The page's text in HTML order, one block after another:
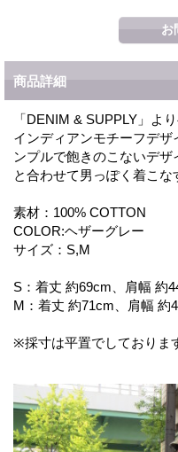
商品詳細
「DENIM & SUPPLY」よ
インディアンモチーフデ
ンプルで飽きのこないデ
と合わせて男っぽく着こな
素材：100% COTTON
COLOR:ヘザーグレー
サイズ：S,M
S：着丈 約69cm、肩幅 約
M：着丈 約71cm、肩幅 約
※採寸は平置でしておりま